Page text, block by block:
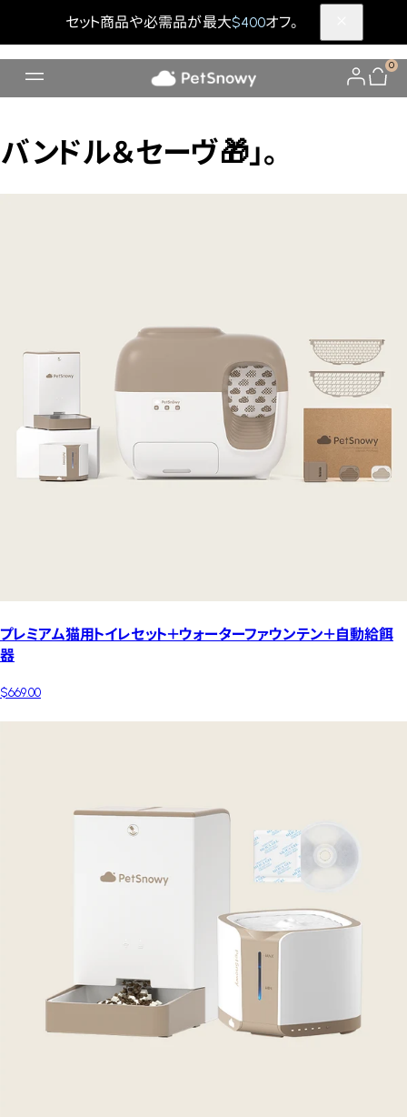
セット商品や必需品が最大$400オフ。
0
バンドル＆セーヴ🎁」。
プレミアム猫用トイレセット＋ウォーターファウンテン＋自動給餌
器
$669.00